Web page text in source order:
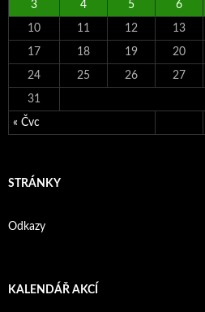
« Čvc
3 4 5 6
10 11 12 13
17 18 19 20
24 25 26 27
31
STRÁNKY
Odkazy
KALENDÁŘ AKCÍ